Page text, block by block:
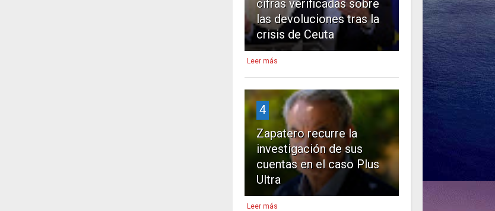
cifras verificadas sobre
las devoluciones tras la
crisis de Ceuta
Leer más
4
Zapatero recurre la
investigación de sus
cuentas en el caso Plus
Ultra
Leer más